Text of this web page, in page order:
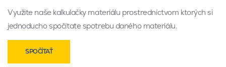
Využite naše kalkulačky materiálu prostredníctvom ktorých si
jednoducho spočítate spotrebu daného materiálu.
SPOČÍTAŤ